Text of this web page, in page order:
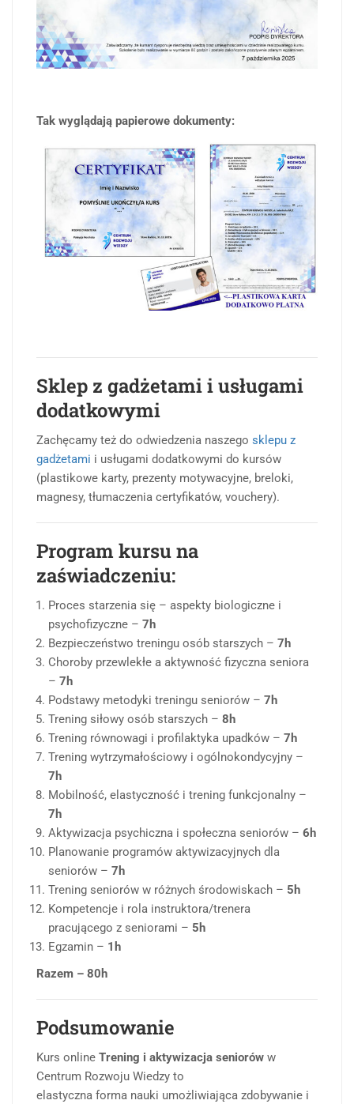
Tak wyglądają papierowe dokumenty:
Sklep z gadżetami i usługami
dodatkowymi
Zachęcamy też do odwiedzenia naszego sklepu z
gadżetami i usługami dodatkowymi do kursów
(plastikowe karty, prezenty motywacyjne, breloki,
magnesy, tłumaczenia certyfikatów, vouchery).
Program kursu na
zaświadczeniu:
Proces starzenia się – aspekty biologiczne i
psychofizyczne – 7h
Bezpieczeństwo treningu osób starszych – 7h
Choroby przewlekłe a aktywność fizyczna seniora
– 7h
Podstawy metodyki treningu seniorów – 7h
Trening siłowy osób starszych – 8h
Trening równowagi i profilaktyka upadków – 7h
Trening wytrzymałościowy i ogólnokondycyjny –
7h
Mobilność, elastyczność i trening funkcjonalny –
7h
Aktywizacja psychiczna i społeczna seniorów – 6h
Planowanie programów aktywizacyjnych dla
seniorów – 7h
Trening seniorów w różnych środowiskach – 5h
Kompetencje i rola instruktora/trenera
pracującego z seniorami – 5h
Egzamin – 1h
Razem – 80h
Podsumowanie
Kurs online Trening i aktywizacja seniorów w
Centrum Rozwoju Wiedzy to
elastyczna forma nauki umożliwiająca zdobywanie i